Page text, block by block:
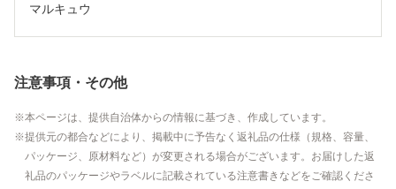
マルキュウ
注意事項・その他
本ページは、提供自治体からの情報に基づき、作成しています。
提供元の都合などにより、掲載中に予告なく返礼品の仕様（規格、容量、
パッケージ、原材料など）が変更される場合がございます。お届けした返
礼品のパッケージやラベルに記載されている注意書きなどをご確認くださ